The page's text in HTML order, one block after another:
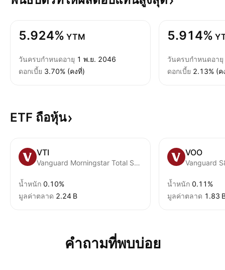
5.924% YTM
วันครบกำหนดอายุ 1 พ.ย. 2046
ดอกเบี้ย 3.70% (คงที่)
5.914%
วันครบกำหนดอายุ
ดอกเบี้ย 2.13% (ค
ETF ถือหุ้น
VTI
Vanguard Morningstar Total Stock Market ETF
น้ำหนัก 0.10%
มูลค่าตลาด ‪2.24 B‬
VOO
Vanguard
น้ำหนัก 0.11%
มูลค่าตลาด ‪1.83
คำถามที่พบบ่อย